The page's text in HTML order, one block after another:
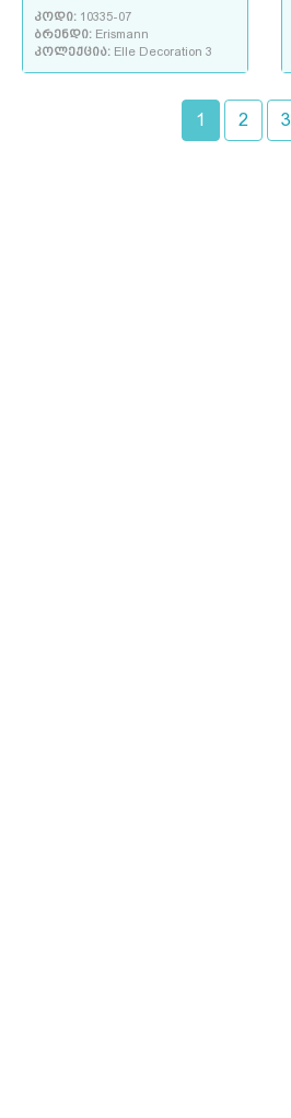
კოდი: 10335-07
ბრენდი: Erismann
კოლექცია: Elle Decoration 3
1 2 3